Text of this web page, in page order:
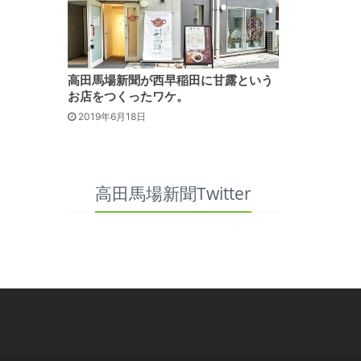
高田馬場新聞が西早稲田に甘露という
お店をつくったワケ。
2019年6月18日
高田馬場新聞Twitter